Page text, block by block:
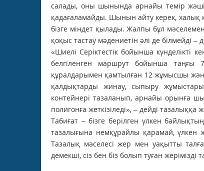
салады, оны шынында арнайы темір
қадағаламайды. Шынын айту керек, халық
бізге міндет қылады. Жалпы бұл
қоқыс тастау мәдениетін әлі де білмейді
«Шиелі Серіктестік бойынша күнделікті
белгіленген маршрут бойынша
құралдарымен қамтылған 12 жұмысшы
қалдықтарды жинау, сыпыру
контейнері тазаланып, арнайы орынға
полигонға жеткізіледі», – дейді
Табиғат – бізге берілген үлкен
тазалығына немқұрайлы қарамай, үлкен
Тазалық мәселесі жер мен уақытты
демекші, сіз бен біз болып туған жерімізді